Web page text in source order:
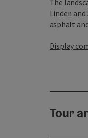
The
Linden
asphalt
Display
Tour